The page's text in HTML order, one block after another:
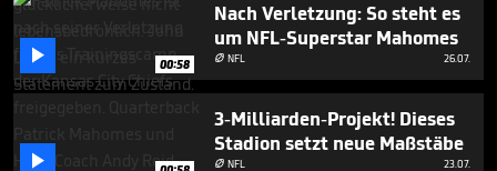
 00:58
Nach Verletzung: So steht es
um NFL-Superstar Mahomes
 NFL 26.07.

3-Milliarden-Projekt! Dieses
Stadion setzt neue Maßstäbe
 NFL 23.07.